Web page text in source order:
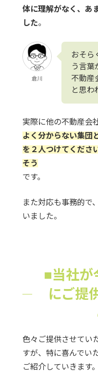
体に理解がなく、あ
した。
倉川
おそら
う言葉
不動産
と思わ
実際に他の不動産会
よく分からない集団
を２人つけてくださ
そう
です。
また対応も事務的で
いました。
■当社が
にご提
色々ご提供させてい
すが、特に喜んでい
ご紹介していきます。